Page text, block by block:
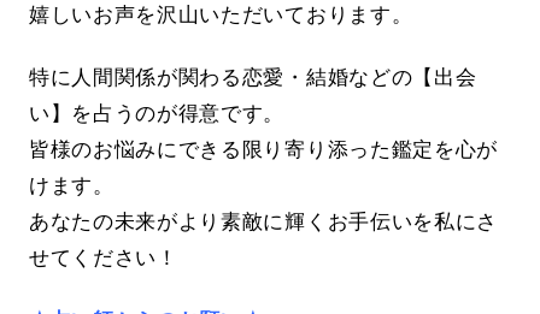
嬉しいお声を沢山いただいております。
特に人間関係が関わる恋愛・結婚などの【出会
い】を占うのが得意です。
皆様のお悩みにできる限り寄り添った鑑定を心が
けます。
あなたの未来がより素敵に輝くお手伝いを私にさ
せてください！